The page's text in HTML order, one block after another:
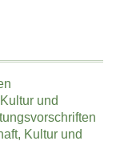
und
Kultur und